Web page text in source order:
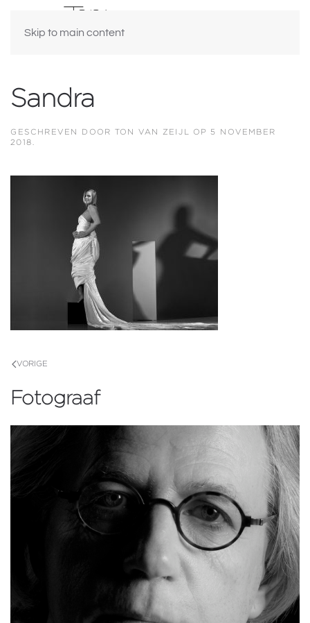
Skip to main content
Sandra
GESCHREVEN DOOR TON VAN ZEIJL OP 5 NOVEMBER
2018
VORIGE
Fotograaf